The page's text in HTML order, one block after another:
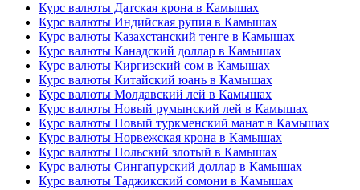
Курс валюты Датская крона в Камышах
Курс валюты Индийская рупия в Камышах
Курс валюты Казахстанский тенге в Камышах
Курс валюты Канадский доллар в Камышах
Курс валюты Киргизский сом в Камышах
Курс валюты Китайский юань в Камышах
Курс валюты Молдавский лей в Камышах
Курс валюты Новый румынский лей в Камышах
Курс валюты Новый туркменский манат в Камышах
Курс валюты Норвежская крона в Камышах
Курс валюты Польский злотый в Камышах
Курс валюты Сингапурский доллар в Камышах
Курс валюты Таджикский сомони в Камышах